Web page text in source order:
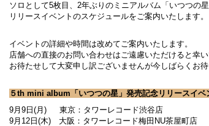
ソロとして5枚目、2年ぶりのミニアルバム「いつつの
リリースイベントのスケジュールをご案内いたします。
イベントの詳細や時間は改めてご案内いたします。
店舗への直接のお問い合わせはご遠慮いただけると幸い
お待たせして大変申し訳ございませんが今しばらくお
５th mini album「いつつの星」発売記念リリースイベ
9月9日(月) 東京：タワーレコード渋谷店
9月12日(木) 大阪：タワーレコード梅田NU茶屋町店